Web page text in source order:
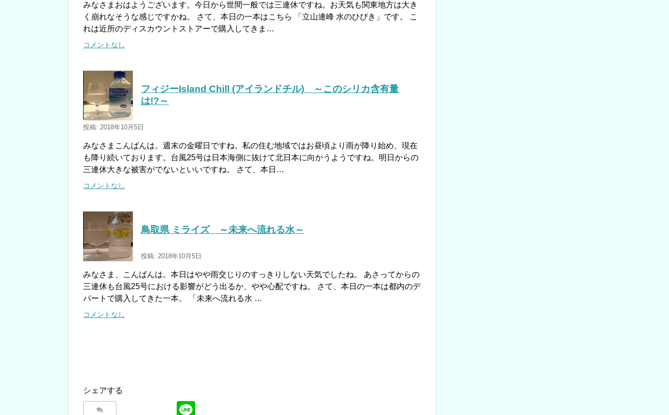
みなさまおはようございます。今日から世間一般では三連休ですね。お天気も関東地方は大き
く崩れなそうな感じですかね。 さて、本日の一本はこちら 「立山連峰 水のひびき」です。 こ
れは近所のディスカウントストアーで購入してきま…
コメントなし
フィジーIsland Chill (アイランドチル) ～このシリカ含有量
は!?～
投稿: 2018年10月5日
みなさまこんばんは。週末の金曜日ですね。私の住む地域ではお昼頃より雨が降り始め、現在
も降り続いております。台風25号は日本海側に抜けて北日本に向かうようですね。明日からの
三連休大きな被害がでないといいですね。 さて、本日…
コメントなし
鳥取県 ミライズ ～未来へ流れる水～
投稿: 2018年10月5日
みなさま、こんばんは。本日はやや雨交じりのすっきりしない天気でしたね。 あさってからの
三連休も台風25号における影響がどう出るか、やや心配ですね。 さて、本日の一本は都内のデ
パートで購入してきた一本。 「未来へ流れる水 …
コメントなし
シェアする